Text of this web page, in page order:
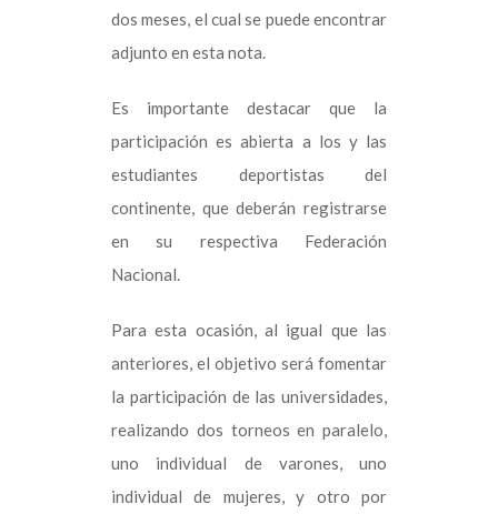
dos meses, el cual se puede encontrar
adjunto en esta nota.
Es importante destacar que la
participación es abierta a los y las
estudiantes deportistas del
continente, que deberán registrarse
en su respectiva Federación
Nacional.
Para esta ocasión, al igual que las
anteriores, el objetivo será fomentar
la participación de las universidades,
realizando dos torneos en paralelo,
uno individual de varones, uno
individual de mujeres, y otro por